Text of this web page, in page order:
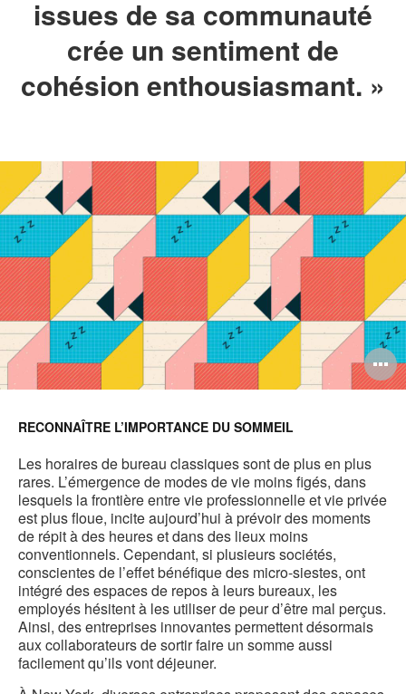
issues de sa communauté
crée un sentiment de
cohésion enthousiasmant. »
RECONNAÎTRE L’IMPORTANCE DU SOMMEIL
Les horaires de bureau classiques sont de plus en plus
rares. L’émergence de modes de vie moins figés, dans
lesquels la frontière entre vie professionnelle et vie privée
est plus floue, incite aujourd’hui à prévoir des moments
de répit à des heures et dans des lieux moins
conventionnels. Cependant, si plusieurs sociétés,
conscientes de l’effet bénéfique des micro-siestes, ont
intégré des espaces de repos à leurs bureaux, les
employés hésitent à les utiliser de peur d’être mal perçus.
Ainsi, des entreprises innovantes permettent désormais
aux collaborateurs de sortir faire un somme aussi
facilement qu’ils vont déjeuner.